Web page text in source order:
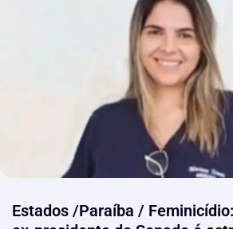
Estados /Paraíba /